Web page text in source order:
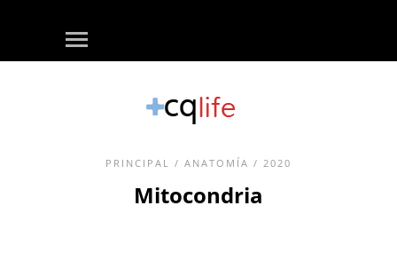
PRINCIPAL / ANATOMÍA / 2020
Mitocondria